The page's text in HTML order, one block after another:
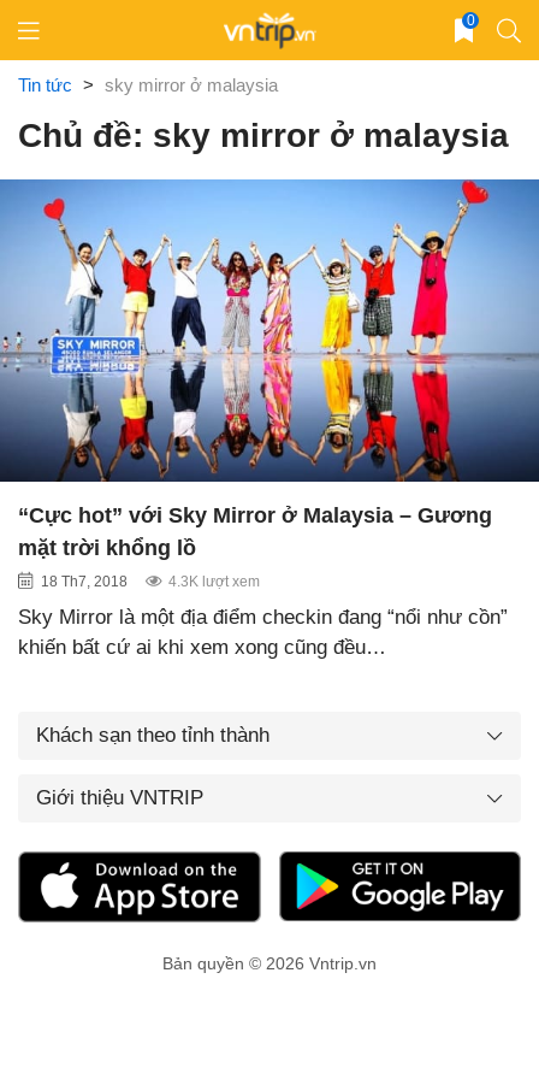
content
0
Tin tức > sky mirror ở malaysia
Chủ đề: sky mirror ở malaysia
“Cực hot” với Sky Mirror ở Malaysia – Gương
mặt trời khổng lồ
18 Th7, 2018 4.3K lượt xem
Sky Mirror là một địa điểm checkin đang “nổi như cồn”
khiến bất cứ ai khi xem xong cũng đều…
Khách sạn theo tỉnh thành
Giới thiệu VNTRIP
Bản quyền © 2026 Vntrip.vn